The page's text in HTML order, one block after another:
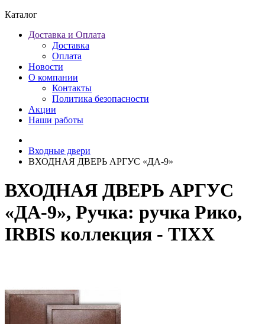
Каталог
Доставка и Оплата
Доставка
Оплата
Новости
О компании
Контакты
Политика безопасности
Акции
Наши работы
Входные двери
ВХОДНАЯ ДВЕРЬ АРГУС «ДА-9»
ВХОДНАЯ ДВЕРЬ АРГУС
«ДА-9», Ручка: ручка Рико,
IRBIS коллекция - TIXX